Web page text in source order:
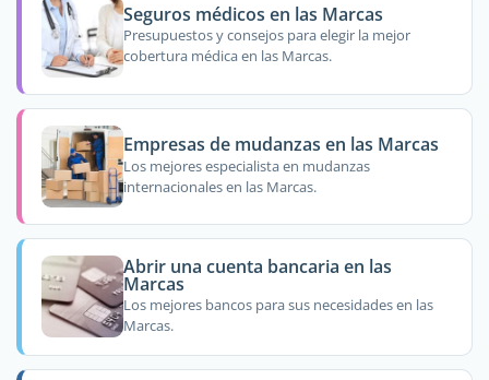
Seguros médicos en las Marcas
Presupuestos y consejos para elegir la mejor
cobertura médica en las Marcas.
Empresas de mudanzas en las Marcas
Los mejores especialista en mudanzas
internacionales en las Marcas.
Abrir una cuenta bancaria en las
Marcas
Los mejores bancos para sus necesidades en las
Marcas.